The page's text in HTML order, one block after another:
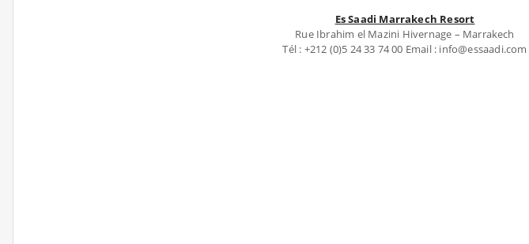
Es Saadi Marrakech Resort
Rue Ibrahim el Mazini Hivernage – Marrakech
Tél : +212 (0)5 24 33 74 00 Email : info@essaadi.com